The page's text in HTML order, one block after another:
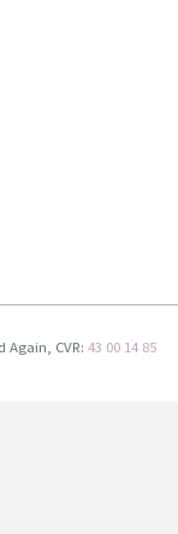
CVR: 43 00 14 85